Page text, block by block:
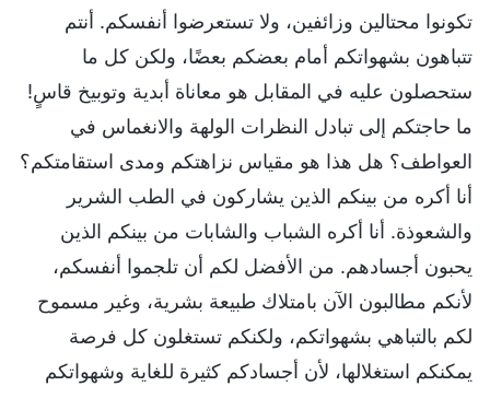
تكونوا محتالين وزائفين، ولا تستعرضوا أنفسكم. أنتم
تتباهون بشهواتكم أمام بعضكم بعضًا، ولكن كل ما
ستحصلون عليه في المقابل هو معاناة أبدية وتوبيخ قاسٍ!
ما حاجتكم إلى تبادل النظرات الولهة والانغماس في
العواطف؟ هل هذا هو مقياس نزاهتكم ومدى استقامتكم؟
أنا أكره من بينكم الذين يشاركون في الطب الشرير
والشعوذة. أنا أكره الشباب والشابات من بينكم الذين
يحبون أجسادهم. من الأفضل لكم أن تلجموا أنفسكم،
لأنكم مطالبون الآن بامتلاك طبيعة بشرية، وغير مسموح
لكم بالتباهي بشهواتكم، ولكنكم تستغلون كل فرصة
يمكنكم استغلالها، لأن أجسادكم كثيرة للغاية وشهواتكم